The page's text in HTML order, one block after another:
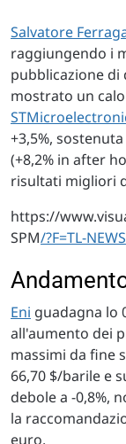
Salvatore
raggiungendo i
pubblicazione di
mostrato un
+3,5%,
(+8,2% in after
risultati migliori
https://
SPM/?F=TL-NEWS
Eni guadagna lo
all'aumento dei
massimi da fine
66,70 $/barile e
debole a -0,8%,
la
euro.